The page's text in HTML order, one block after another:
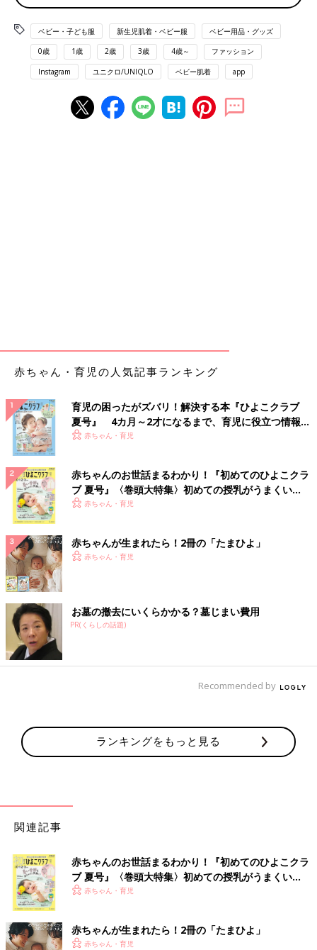
ってもラクチンとのこと。タグも外側についており、肌に当たら
夏に向けてたくさん欲しくなる！「コットンメッシ
ュボディスーツ」
出典：Instagramアカウント「naho_mum」
なほさんは「コットンメッシュボディスーツ」を購入。メッシュ
素材で涼しく、股下ボタンの位置がわかりやすいことや、へたり
にくいなどメリットもたくさんあるとのこと。前開きタイプなの
ベビー・子ども服 新生児肌着・ベビー服 ベビー用品・グッズ
0歳 1歳 2歳 3歳 4歳～ ファッション
Instagram ユニクロ/UNIQLO ベビー肌着 app
赤ちゃん・育児の人気記事ランキング
育児の困ったがズバリ！解決する本『ひよこクラブ
夏号』 4カ月～2才になるまで、育児に役立つ情報が
いっぱい！
赤ちゃん・育児
赤ちゃんのお世話まるわかり！『初めてのひよこクラ
ブ 夏号』〈巻頭大特集〉初めての授乳がうまくい
く！ おっぱい・ミルクの基本と夏のトラブル 解決テ
赤ちゃん・育児
赤ちゃんが生まれたら！2冊の「たまひよ」
赤ちゃん・育児
お墓の撤去にいくらかかる？墓じまい費用
PR(くらしの話題)
Recommended by
ランキングをもっと見る
関連記事
赤ちゃんのお世話まるわかり！『初めてのひよこクラ
ブ 夏号』〈巻頭大特集〉初めての授乳がうまくい
く！ おっぱい・ミルクの基本と夏のトラブル 解決テ
赤ちゃん・育児
赤ちゃんが生まれたら！2冊の「たまひよ」
赤ちゃん・育児